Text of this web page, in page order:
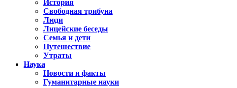
История
Свободная трибуна
Люди
Лицейские беседы
Семья и дети
Путешествие
Утраты
Наука
Новости и факты
Гуманитарные науки